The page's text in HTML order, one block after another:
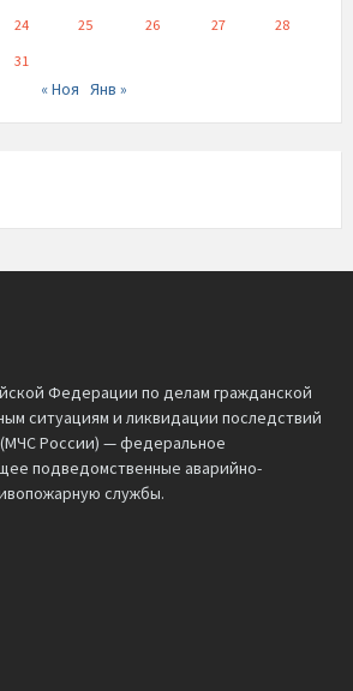
24 25 26 27
28
31
« Ноя Янв »
Федерации по делам гражданской
ситуациям и ликвидации последствий
России) — федеральное
подведомственные аварийно-
службы.